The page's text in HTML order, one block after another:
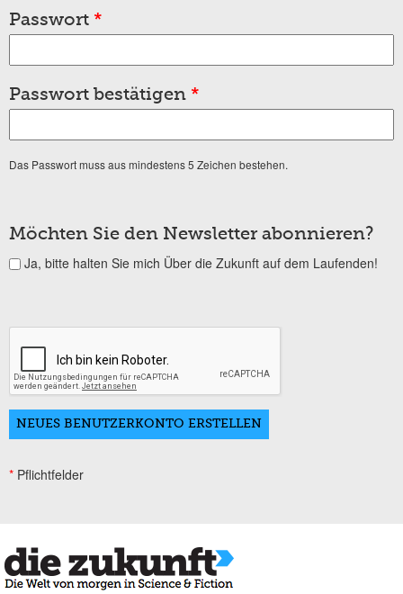
Passwort *
Passwort bestätigen *
Das Passwort muss aus mindestens 5 Zeichen bestehen.
Möchten Sie den Newsletter abonnieren?
Ja, bitte halten Sie mich Über die Zukunft auf dem Laufenden!
* Pflichtfelder